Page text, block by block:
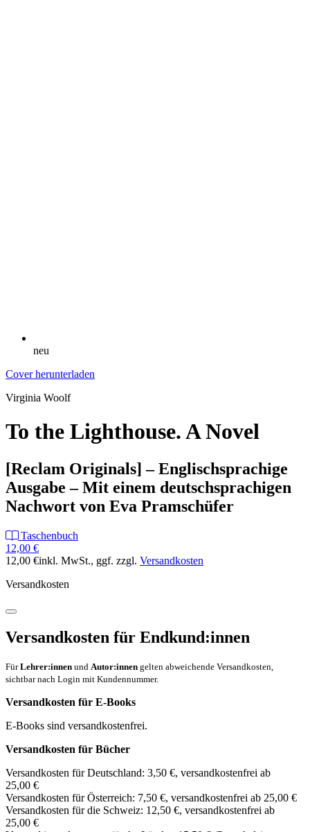
neu
Cover herunterladen
Virginia Woolf
To the Lighthouse. A Novel
[Reclam Originals] – Englischsprachige
Ausgabe – Mit einem deutschsprachigen
Nachwort von Eva Pramschüfer
Taschenbuch
12,00 €
12,00 €inkl. MwSt., ggf. zzgl. Versandkosten
Versandkosten
Versandkosten für Endkund:innen
FürLehrer:innen und Autor:innen gelten abweichende Versandkosten,
sichtbar nach Login mit Kundennummer.
Versandkosten für E-Books
E-Books sind versandkostenfrei.
Versandkosten für Bücher
Versandkosten für Deutschland: 3,50 €, versandkostenfrei ab
25,00 €
Versandkosten für Österreich: 7,50 €, versandkostenfrei ab 25,00 €
Versandkosten für die Schweiz: 12,50 €, versandkostenfrei ab
25,00 €